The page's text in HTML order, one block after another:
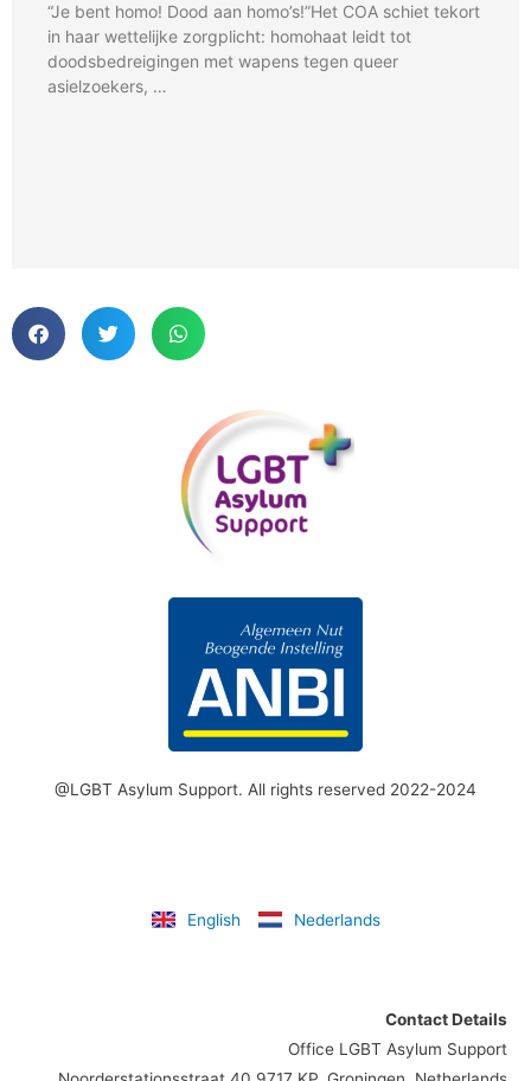
“Je bent homo! Dood aan homo’s!”Het COA schiet tekort
in haar wettelijke zorgplicht: homohaat leidt tot
doodsbedreigingen met wapens tegen queer
asielzoekers, …
@LGBT Asylum Support. All rights reserved 2022-2024
English Nederlands
Contact Details
Office LGBT Asylum Support